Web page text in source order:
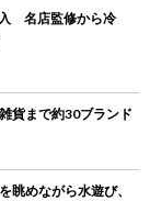
名店監修から冷
貨まで約30ブランド
眺めながら水遊び、